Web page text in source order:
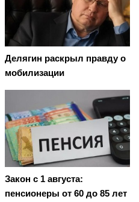
Делягин раскрыл правду о
мобилизации
Закон с 1 августа:
пенсионеры от 60 до 85 лет